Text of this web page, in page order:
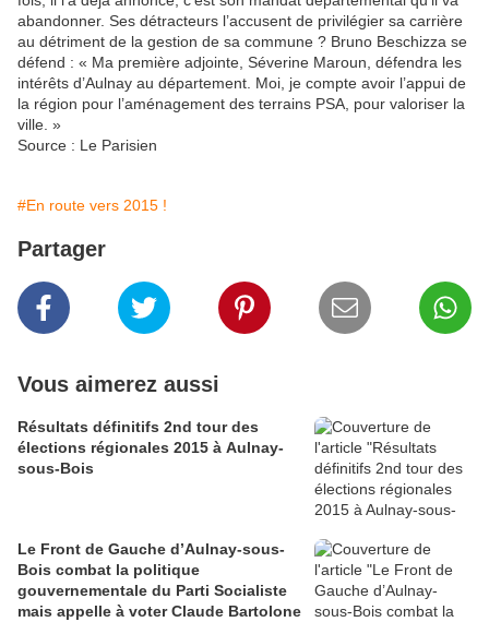
abandonner. Ses détracteurs l’accusent de privilégier sa carrière
au détriment de la gestion de sa commune ? Bruno Beschizza se
défend : « Ma première adjointe, Séverine Maroun, défendra les
intérêts d’Aulnay au département. Moi, je compte avoir l’appui de
la région pour l’aménagement des terrains PSA, pour valoriser la
ville. »
Source : Le Parisien
#En route vers 2015 !
Partager
Vous aimerez aussi
Résultats définitifs 2nd tour des
élections régionales 2015 à Aulnay-
sous-Bois
Le Front de Gauche d’Aulnay-sous-
Bois combat la politique
gouvernementale du Parti Socialiste
mais appelle à voter Claude Bartolone